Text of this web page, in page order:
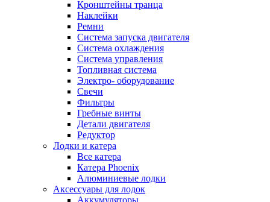
Кронштейны транца
Наклейки
Ремни
Система запуска двигателя
Система охлаждения
Система управления
Топливная система
Электро- оборудование
Свечи
Фильтры
Гребные винты
Детали двигателя
Редуктор
Лодки и катера
Все катера
Катера Phoenix
Алюминиевые лодки
Аксессуары для лодок
Аккумуляторы